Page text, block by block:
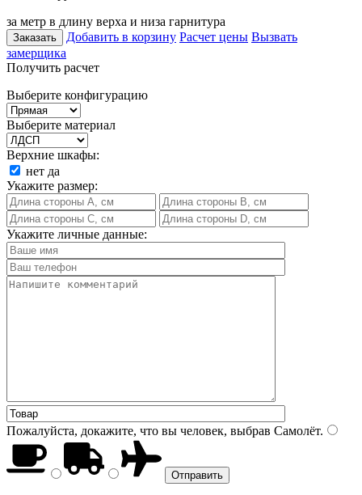
за метр в длину верха и низа гарнитура
Заказать Добавить в корзину Расчет цены Вызвать
замерщика
Получить расчет
Выберите конфигурацию
Выберите материал
Верхние шкафы:
нет да
Укажите размер:
Укажите личные данные:
Пожалуйста, докажите, что вы человек, выбрав Самолёт.